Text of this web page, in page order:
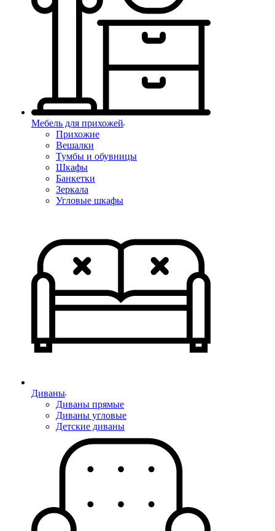
Мебель для прихожей
Прихожие
Вешалки
Тумбы и обувницы
Шкафы
Банкетки
Зеркала
Угловые шкафы
Диваны
Диваны прямые
Диваны угловые
Детские диваны